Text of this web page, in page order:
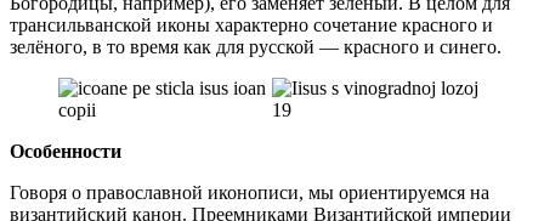
трансильванской иконы характерно сочетание красного и
зелёного, в то время как для русской — красного и синего.
Особенности
Говоря о православной иконописи, мы ориентируемся на
византийский канон. Преемниками Византийской империи